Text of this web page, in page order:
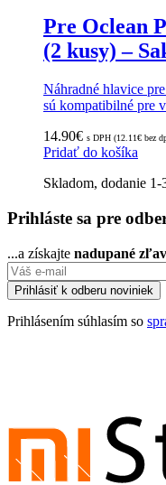
Pre Oclean
(2 kusy) –
Náhradné hlavice
sú kompatibilné pre
14.90€ s DPH (12.11€ bez
Pridať do košíka
Skladom, dodanie 1-
Prihláste sa pre
...a získajte nadupané
Prihlásením súhlasím so